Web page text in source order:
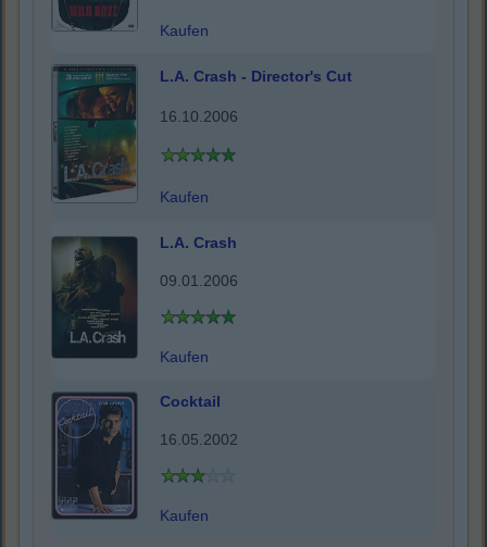
Kaufen
L.A. Crash - Director's Cut
16.10.2006
Kaufen
L.A. Crash
09.01.2006
Kaufen
Cocktail
16.05.2002
Kaufen